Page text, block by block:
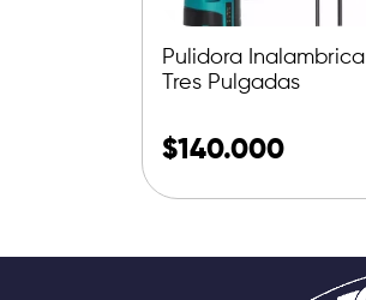
Pulidora Inalambrica
Tres Pulgadas
$140.000